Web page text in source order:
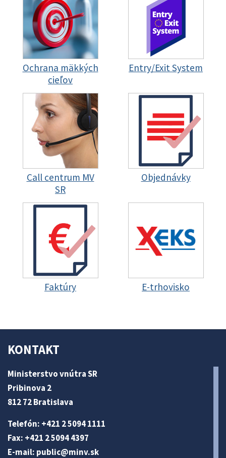
Ochrana mäkkých
cieľov
Entry/Exit System
Call centrum MV
SR
Objednávky
Faktúry E-trhovisko
KONTAKT
Ministerstvo vnútra SR
Pribinova 2
812 72 Bratislava
Telefón: +421 2 5094 1111
Fax: +421 2 5094 4397
E-mail: public@minv.sk